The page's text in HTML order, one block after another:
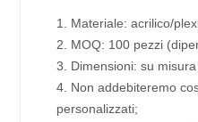
1. Materiale: acrilico/
2. MOQ: 100 pezzi
3. Dimensioni: su
4. Non addebiteremo
personalizzati;